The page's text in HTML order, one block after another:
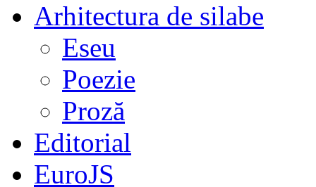
Arhitectura de silabe
Eseu
Poezie
Proză
Editorial
EuroJS